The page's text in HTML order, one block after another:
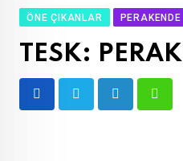
ÖNE ÇIKANLAR PERAKENDE
TESK: